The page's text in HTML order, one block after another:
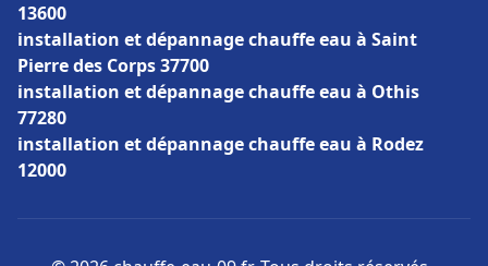
13600
installation et dépannage chauffe eau à Saint
Pierre des Corps 37700
installation et dépannage chauffe eau à Othis
77280
installation et dépannage chauffe eau à Rodez
12000